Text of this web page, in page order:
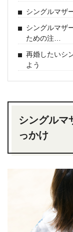
シングルマザ
シングルマザ
ための注…
再婚したいシ
よう
シングルマ
っかけ